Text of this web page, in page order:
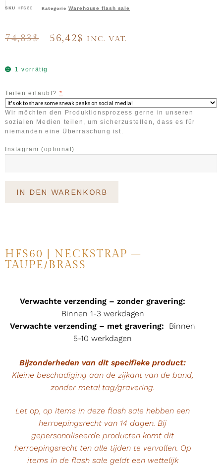
SKU HFS60 Kategorie Warehouse flash sale
74,83$ 56,42$ INC. VAT.
1 vorrätig
Teilen erlaubt? *
Wir möchten den Produktionsprozess gerne in unseren
sozialen Medien teilen, um sicherzustellen, dass es für
niemanden eine Überraschung ist.
Instagram (optional)
IN DEN WARENKORB
HFS60 | NECKSTRAP –
TAUPE/BRASS
Verwachte verzending – zonder gravering:
Binnen 1-3 werkdagen
Verwachte verzending – met gravering: Binnen
5-10 werkdagen
Bijzonderheden van dit specifieke product:
Kleine beschadiging aan de zijkant van de band,
zonder metal tag/gravering.
Let op, op items in deze flash sale hebben een
herroepingsrecht van 14 dagen. Bij
gepersonaliseerde producten komt dit
herroepingsrecht ten alle tijden te vervallen. Op
items in de flash sale geldt een wettelijk